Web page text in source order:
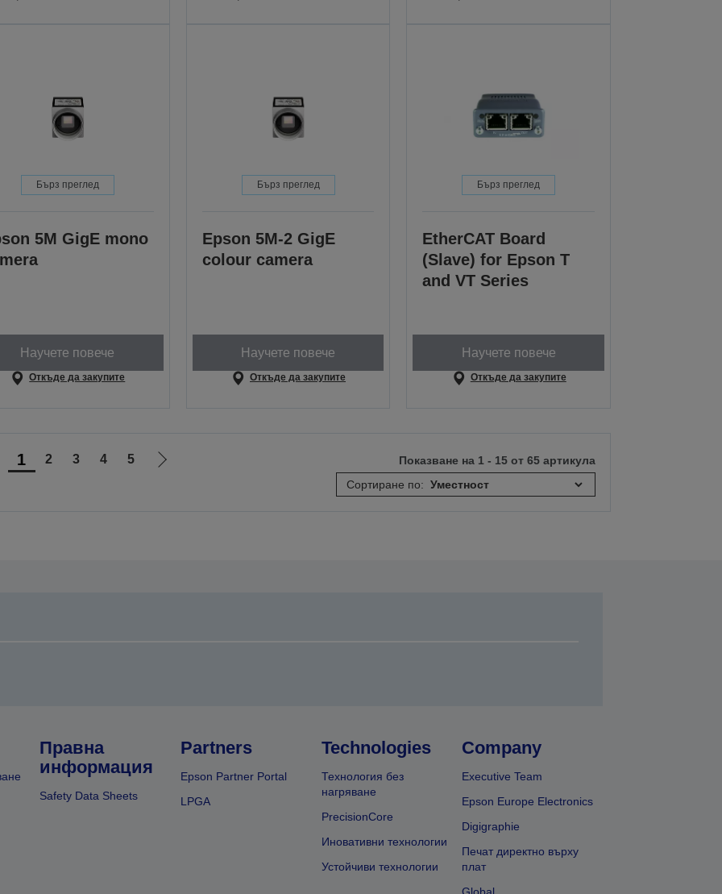
Бърз преглед
5M GigE mono
Научете повече
Откъде да закупите
Бърз преглед
Epson 5M-2 GigE
colour camera
Научете повече
Откъде да закупите
Бърз преглед
EtherCAT Board
(Slave) for Epson T
and VT Series
Научете повече
Откъде да закупите
1 2 3 4 5
Отиди
Показване на 1 - 15 от 65 артикула
Сортиране по:
Правна
информация
Safety Data Sheets
Partners
Epson Partner Portal
LPGA
Technologies
Технология без
нагряване
PrecisionCore
Иновативни технологии
Устойчиви технологии
Company
Executive Team
Epson Europe Electronics
Digigraphie
Печат директно върху
плат